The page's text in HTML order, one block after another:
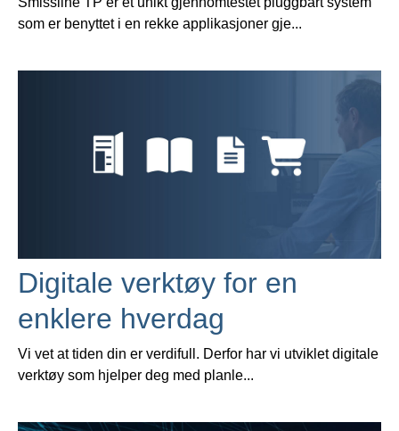
som er benyttet i en rekke applikasjoner gje...
Digitale verktøy for en
enklere hverdag
Vi vet at tiden din er verdifull. Derfor har vi utviklet digitale
verktøy som hjelper deg med planle...